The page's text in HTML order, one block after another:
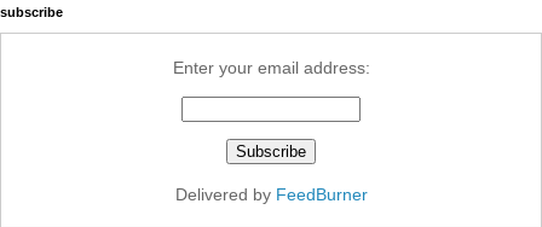
subscribe
Enter your email address:
Delivered by FeedBurner